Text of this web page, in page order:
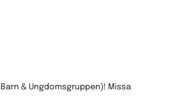
& Ungdomsgruppen)! Missa